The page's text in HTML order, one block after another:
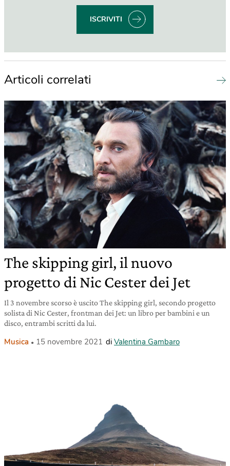
ISCRIVITI
Articoli correlati
The skipping girl, il nuovo
progetto di Nic Cester dei Jet
Il 3 novembre scorso è uscito The skipping girl, secondo progetto
solista di Nic Cester, frontman dei Jet: un libro per bambini e un
disco, entrambi scritti da lui.
Musica 15 novembre 2021 di Valentina Gambaro